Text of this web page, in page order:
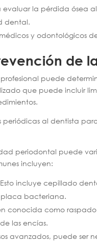
la pérdida ósea
dental.
y odontológicos
de
profesional puede
que puede incluir
periódicas al dentista
periodontal puede
incluyen:
Esto incluye cepillado
bacteriana.
conocida como
las encías.
avanzados, puede ser